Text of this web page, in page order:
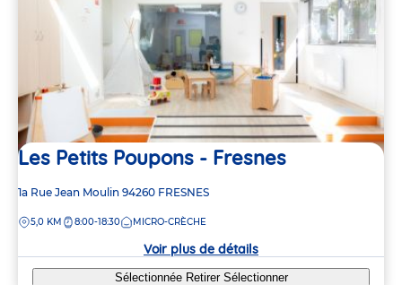
Les Petits Poupons - Fresnes
Adresse
la
1a Rue Jean Moulin 94260 FRESNES
DISTANCE
5,0 KM 8:00-18:30 MICRO-CRÈCHE
Voir plus de détails
Sélectionnée Retirer Sélectionner